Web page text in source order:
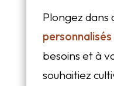
Plongez dans
personnalisés
besoins et à
souhaitiez